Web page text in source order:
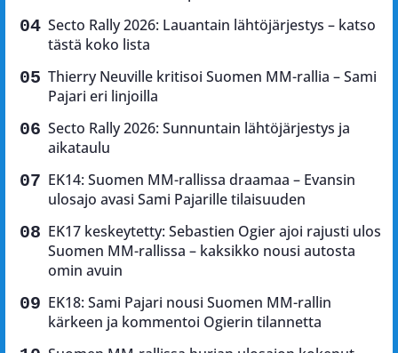
Secto Rally 2026: Lauantain lähtöjärjestys – katso
tästä koko lista
Thierry Neuville kritisoi Suomen MM-rallia – Sami
Pajari eri linjoilla
Secto Rally 2026: Sunnuntain lähtöjärjestys ja
aikataulu
EK14: Suomen MM-rallissa draamaa – Evansin
ulosajo avasi Sami Pajarille tilaisuuden
EK17 keskeytetty: Sebastien Ogier ajoi rajusti ulos
Suomen MM-rallissa – kaksikko nousi autosta
omin avuin
EK18: Sami Pajari nousi Suomen MM-rallin
kärkeen ja kommentoi Ogierin tilannetta